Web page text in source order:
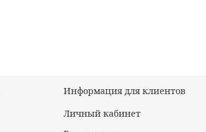
Информация для клиентов
Личный кабинет